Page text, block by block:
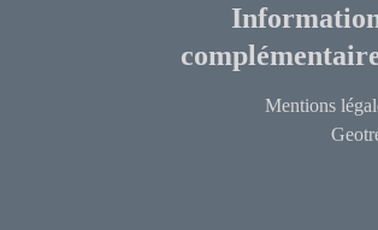
Mentions